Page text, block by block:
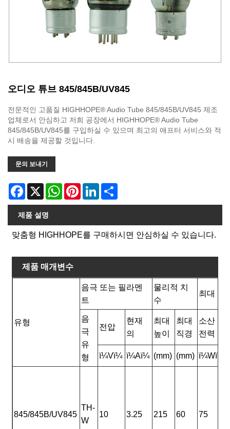
오디오 튜브 845/845B/UV845
전문적인 고품질 HIGHHOPE® Audio Tube 845/845B/UV845 제조
업체로서 안심하고 저희 공장에서 HIGHHOPE® Audio Tube
845/845B/UV845를 구입하실 수 있으며 최고의 애프터 서비스와 적
시 배송을 제공할 것입니다.
문의 보내기
Facebook
X WhatsAppPinterestLinkedIn
제품 설명
맞춤형 HIGHHOPE를 구매하시면 안심하실 수 있습니다.
제품 매개변수
유형
음극 또는 필라멘
트
물리적 치
수
최대 등
음
극
유
형
전압
현재
의
최대
높이
최대
직경
소산
전력
ï¼Vï¼ ï¼Aï¼ (mm) (mm) ï¼Wï¼
845/845B/UV845
TH-
W
10 3.25 215 60 75